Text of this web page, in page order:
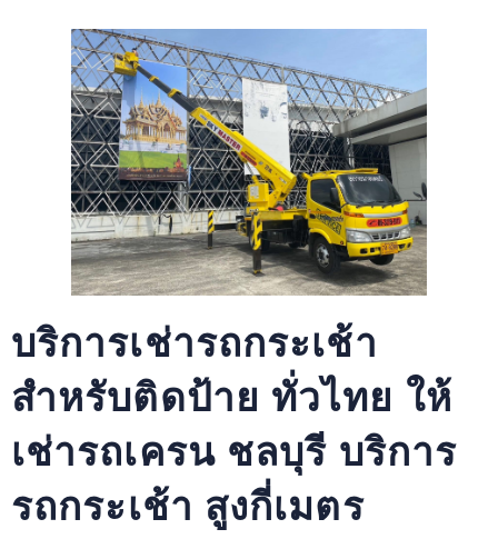
บริการเช่ารถกระเช้า
สำหรับติดป้าย ทั่วไทย ให้
เช่ารถเครน ชลบุรี บริการ
รถกระเช้า สูงกี่เมตร